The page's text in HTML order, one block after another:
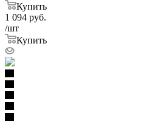
Купить
1 094 руб.
/шт
Купить